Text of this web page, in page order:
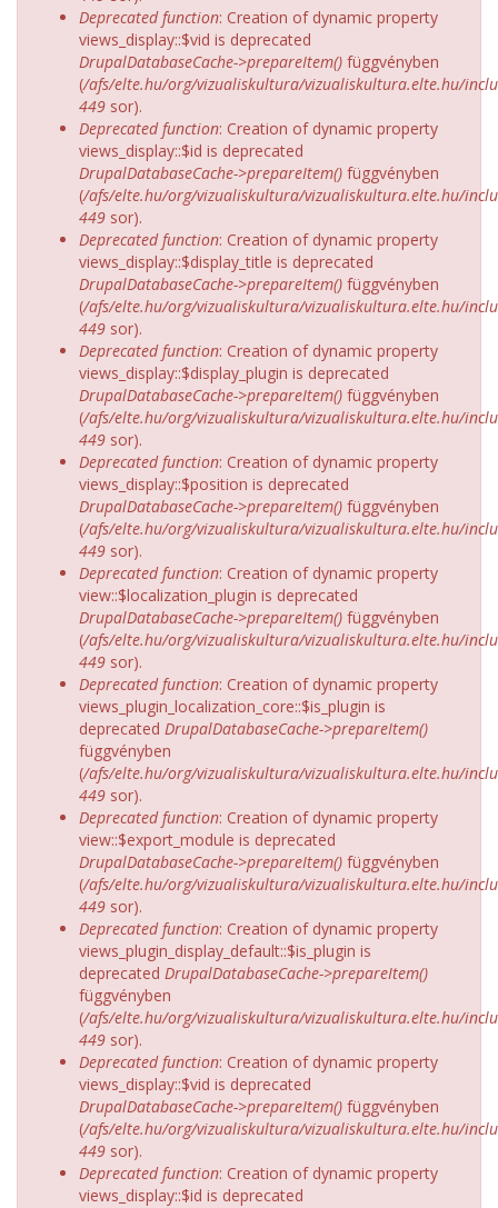
Deprecated function: Creation of dynamic property
views_display::$vid is deprecated
DrupalDatabaseCache->prepareItem() függvényben
(/afs/elte.hu/org/vizualiskultura/vizualiskultura.elte.hu/
449 sor).
Deprecated function: Creation of dynamic property
views_display::$id is deprecated
DrupalDatabaseCache->prepareItem() függvényben
(/afs/elte.hu/org/vizualiskultura/vizualiskultura.elte.hu/
449 sor).
Deprecated function: Creation of dynamic property
views_display::$display_title is deprecated
DrupalDatabaseCache->prepareItem() függvényben
(/afs/elte.hu/org/vizualiskultura/vizualiskultura.elte.hu/
449 sor).
Deprecated function: Creation of dynamic property
views_display::$display_plugin is deprecated
DrupalDatabaseCache->prepareItem() függvényben
(/afs/elte.hu/org/vizualiskultura/vizualiskultura.elte.hu/
449 sor).
Deprecated function: Creation of dynamic property
views_display::$position is deprecated
DrupalDatabaseCache->prepareItem() függvényben
(/afs/elte.hu/org/vizualiskultura/vizualiskultura.elte.hu/
449 sor).
Deprecated function: Creation of dynamic property
view::$localization_plugin is deprecated
DrupalDatabaseCache->prepareItem() függvényben
(/afs/elte.hu/org/vizualiskultura/vizualiskultura.elte.hu/
449 sor).
Deprecated function: Creation of dynamic property
views_plugin_localization_core::$is_plugin is
deprecated DrupalDatabaseCache->prepareItem()
függvényben
(/afs/elte.hu/org/vizualiskultura/vizualiskultura.elte.hu/
449 sor).
Deprecated function: Creation of dynamic property
view::$export_module is deprecated
DrupalDatabaseCache->prepareItem() függvényben
(/afs/elte.hu/org/vizualiskultura/vizualiskultura.elte.hu/
449 sor).
Deprecated function: Creation of dynamic property
views_plugin_display_default::$is_plugin is
deprecated DrupalDatabaseCache->prepareItem()
függvényben
(/afs/elte.hu/org/vizualiskultura/vizualiskultura.elte.hu/
449 sor).
Deprecated function: Creation of dynamic property
views_display::$vid is deprecated
DrupalDatabaseCache->prepareItem() függvényben
(/afs/elte.hu/org/vizualiskultura/vizualiskultura.elte.hu/
449 sor).
Deprecated function: Creation of dynamic property
views_display::$id is deprecated